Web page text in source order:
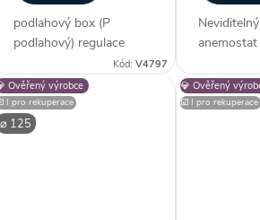
podlahový box (P
podlahový) regulace
magnetického pásku
podlahová mřížka a
záslepky nejsou součástí
Kód: V4797
(průměr
SINGLE -
⌀ 125
Ověřený výrobce
I pro rekuperace
💎 Ověřený
☑️ I pro rekuperace